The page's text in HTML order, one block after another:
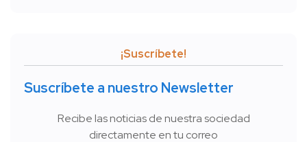
¡Suscríbete!
Suscríbete a nuestro Newsletter
Recibe las noticias de nuestra sociedad
directamente en tu correo